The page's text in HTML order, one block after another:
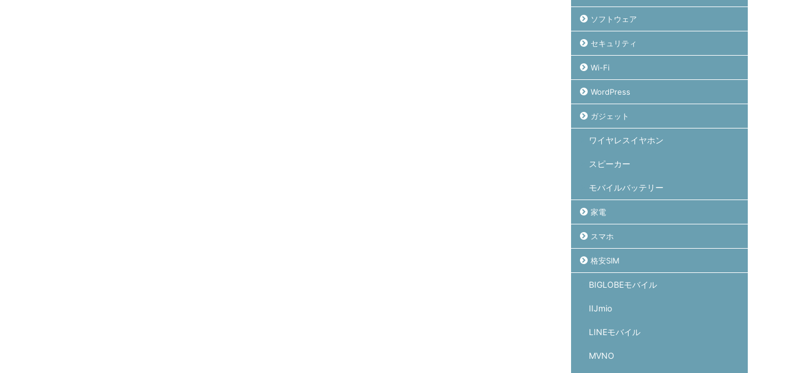
ソフトウェア
セキュリティ
Wi-Fi
WordPress
ガジェット
ワイヤレスイヤホン
スピーカー
モバイルバッテリー
家電
スマホ
格安SIM
BIGLOBEモバイル
IIJmio
LINEモバイル
MVNO